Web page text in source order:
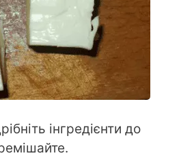
інгредієнти до